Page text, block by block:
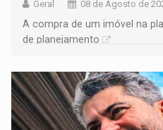
Geral 08 de Agosto de
A compra de um imóvel na
de planejamento